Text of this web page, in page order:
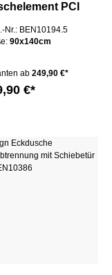
PCI
und
Nr.: BEN10194.5
90x140cm
ab 249,90 €*
€*